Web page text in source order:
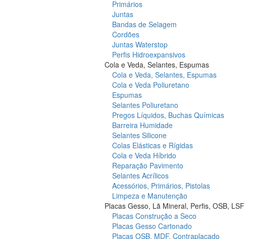
Primários
Juntas
Bandas de Selagem
Cordões
Juntas Waterstop
Perfis Hidroexpansivos
Cola e Veda, Selantes, Espumas
Cola e Veda, Selantes, Espumas
Cola e Veda Poliuretano
Espumas
Selantes Poliuretano
Pregos Líquidos, Buchas Químicas
Barreira Humidade
Selantes Silicone
Colas Elásticas e Rígidas
Cola e Veda Híbrido
Reparação Pavimento
Selantes Acrílicos
Acessórios, Primários, Pistolas
Limpeza e Manutenção
Placas Gesso, Lã Mineral, Perfis, OSB, LSF
Placas Construção a Seco
Placas Gesso Cartonado
Placas OSB, MDF, Contraplacado